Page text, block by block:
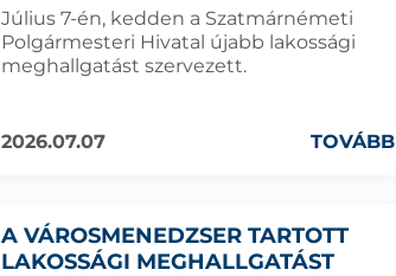
Július 7-én, kedden a Szatmárnémeti
Polgármesteri Hivatal újabb lakossági
meghallgatást szervezett.
2026.07.07 TOVÁBB
A VÁROSMENEDZSER TARTOTT
LAKOSSÁGI MEGHALLGATÁST